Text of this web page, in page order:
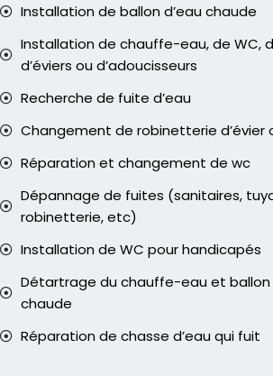
Installation de ballon d’eau chaude
Installation de chauffe-eau, de WC,
d’éviers ou d’adoucisseurs
Recherche de fuite d’eau
Changement de robinetterie d’évier
Réparation et changement de wc
Dépannage de fuites (sanitaires,
robinetterie, etc)
Installation de WC pour handicapés
Détartrage du chauffe-eau et ballon
chaude
Réparation de chasse d’eau qui fuit